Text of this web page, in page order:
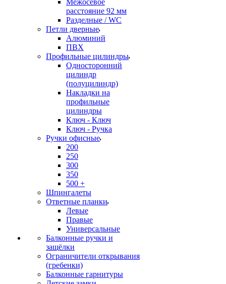
Межосевое
расстояние 92 мм
Разделные / WC
Петли дверные
Алюминий
ПВХ
Профильные цилиндры
Односторонний
цилиндр
(полуцилиндр)
Накладки на
профильные
цилиндры
Ключ - Ключ
Ключ - Ручка
Ручки офисные
200
250
300
350
500 +
Шпингалеты
Ответные планки
Левые
Правые
Универсальные
Балконные ручки и
защёлки
Ограничители открывания
(гребенки)
Балконные гарнитуры